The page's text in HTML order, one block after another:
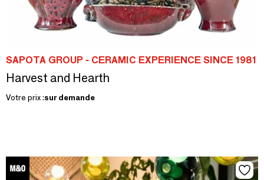
SAPOTA GROUP - CERAMIC EXPERIENCE SINCE 1981
Harvest and Hearth
Votre prix :sur demande